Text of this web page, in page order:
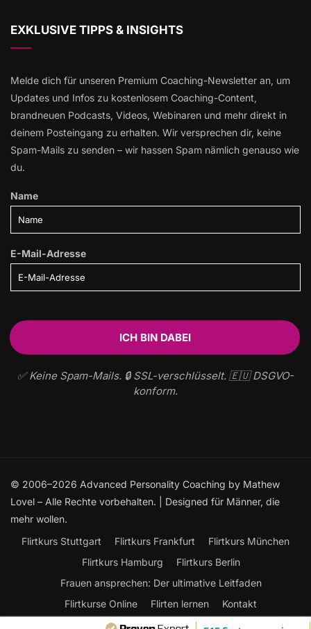
EXKLUSIVE TIPPS & INSIGHTS
Melde dich für unseren Premium Coaching-Newsletter an, um
Updates und Infos zu kostenlosem Coaching-Content,
brandneuen Podcasts, Videos, Webinaren und mehr direkt in
deinem Posteingang zu erhalten. Wir versprechen dir, keine
Spam-Mails zu senden – wir hassen Spam nämlich genauso wie
du.
Name
E-Mail-Adresse
✅ Keine Spam-Mails. 🔒 SSL-verschlüsselt. 🇪🇺 DSGVO-
konform.
© 2006–2026 Advanced Personality Coaching by Mathew
Lovel – Alle Rechte vorbehalten. | Designed für Männer, die
mehr wollen.
Flirtkurs Stuttgart
Flirtkurs Frankfurt
Flirtkurs München
Flirtkurs Hamburg
Flirtkurs Berlin
Frauen ansprechen: Der ultimative Leitfaden
Flirtkurse Online
Flirten lernen Kontakt